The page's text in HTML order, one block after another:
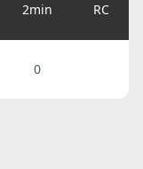
2min RC
0